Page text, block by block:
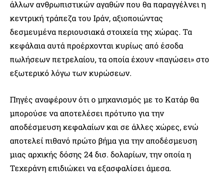
άλλων ανθρωπιστικών αγαθών που θα παραγγέλνει η
κεντρική τράπεζα του Ιράν, αξιοποιώντας
δεσμευμένα περιουσιακά στοιχεία της χώρας. Τα
κεφάλαια αυτά προέρχονται κυρίως από έσοδα
πωλήσεων πετρελαίου, τα οποία έχουν «παγώσει» στο
εξωτερικό λόγω των κυρώσεων.
Πηγές αναφέρουν ότι ο μηχανισμός με το Κατάρ θα
μπορούσε να αποτελέσει πρότυπο για την
αποδέσμευση κεφαλαίων και σε άλλες χώρες, ενώ
αποτελεί πιθανό πρώτο βήμα για την αποδέσμευση
μιας αρχικής δόσης 24 δισ. δολαρίων, την οποία η
Τεχεράνη επιδιώκει να εξασφαλίσει άμεσα.